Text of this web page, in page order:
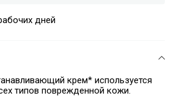
дней
крем* используется
типов поврежденной кожи.